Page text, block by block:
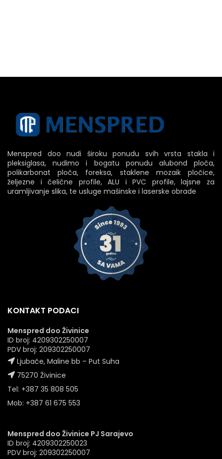
Menspred doo nudi široku ponudu svih vrsta stakla i
pleksiglasa, nudimo i bogatu ponudu alubond ploča,
polikarbonat ploča, foreksa, staklene mozaik pločice,
željezne i čelične profile, ALU i PVC profile, lajsne za
uramljivanje slika, te usluge mašinske i laserske obrade
KONTAKT PODACI
Menspred doo Živinice
ID broj: 4209302250007
PDV broj: 209302250007
Ljubače, Maline bb – Put Suha
75270 Živinice
Tel: +387 35 808 505
Mob: +387 61 675 553
Menspred doo Živinice PJ Sarajevo
ID broj: 4209302250023
PDV broj: 209302250007